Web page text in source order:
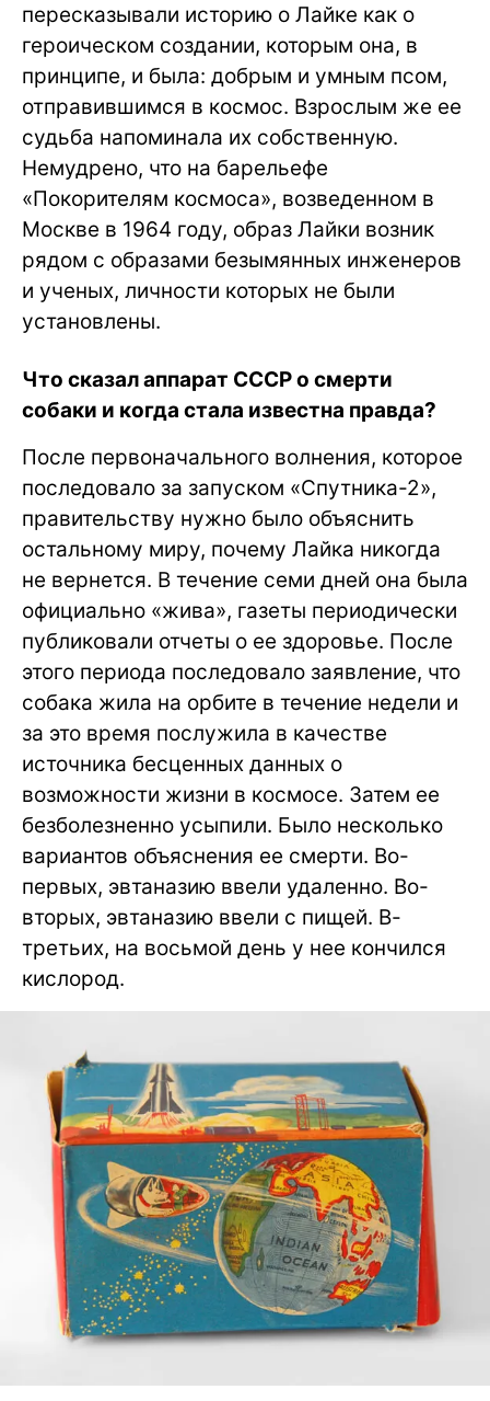
пересказывали историю о Лайке как о
героическом создании, которым она, в
принципе, и была: добрым и умным псом,
отправившимся в космос. Взрослым же ее
судьба напоминала их собственную.
Немудрено, что на барельефе
«Покорителям космоса», возведенном в
Москве в 1964 году, образ Лайки возник
рядом с образами безымянных инженеров
и ученых, личности которых не были
установлены.
Что сказал аппарат СССР о смерти
собаки и когда стала известна правда?
После первоначального волнения, которое
последовало за запуском «Спутника-2»,
правительству нужно было объяснить
остальному миру, почему Лайка никогда
не вернется. В течение семи дней она была
официально «жива», газеты периодически
публиковали отчеты о ее здоровье. После
этого периода последовало заявление, что
собака жила на орбите в течение недели и
за это время послужила в качестве
источника бесценных данных о
возможности жизни в космосе. Затем ее
безболезненно усыпили. Было несколько
вариантов объяснения ее смерти. Во-
первых, эвтаназию ввели удаленно. Во-
вторых, эвтаназию ввели с пищей. В-
третьих, на восьмой день у нее кончился
кислород.